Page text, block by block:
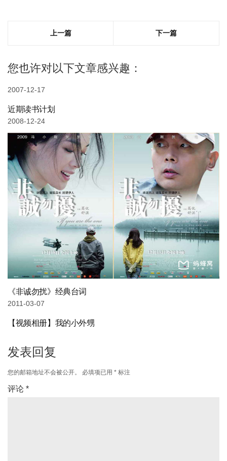
上一篇 下一篇
您也许对以下文章感兴趣：
2007-12-17
近期读书计划
2008-12-24
《非诚勿扰》经典台词
2011-03-07
【视频相册】我的小外甥
发表回复
您的邮箱地址不会被公开。 必填项已用 * 标注
评论 *